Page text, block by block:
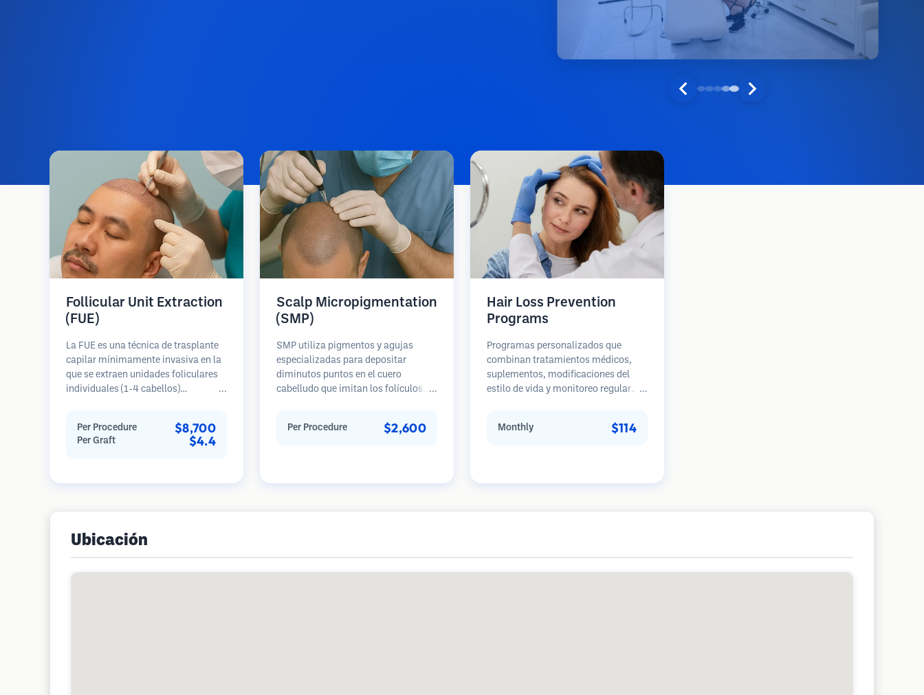
Follicular Unit Extraction
(FUE)
La FUE es una técnica de trasplante
capilar mínimamente invasiva en la
que se extraen unidades foliculares
individuales (1-4 cabellos)
1.0mm). Luego, los folículos se
implantan en las áreas receptoras de
Per Procedure $8,700
Per Graft $4.4
Scalp Micropigmentation
(SMP)
SMP utiliza pigmentos y agujas
especializadas para depositar
diminutos puntos en el cuero
cabelludo que imitan los folículos
recién afeitada. El procedimiento
Per Procedure $2,600
Hair Loss Prevention
Programs
Programas personalizados que
combinan tratamientos médicos,
suplementos, modificaciones del
estilo de vida y monitoreo regular
prevención en lugar de la
Monthly $114
Ubicación